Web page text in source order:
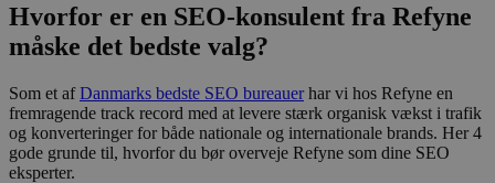
Hvorfor er en SEO-konsulent fra Refyne
måske det bedste valg?
Som et afDanmarks bedste SEO bureauerhar vi hos Refyne en
fremragende track record med at levere stærk organisk vækst i trafik
og konverteringer for både nationale og internationale brands. Her 4
gode grunde til, hvorfor du bør overveje Refyne som dine SEO
eksperter.